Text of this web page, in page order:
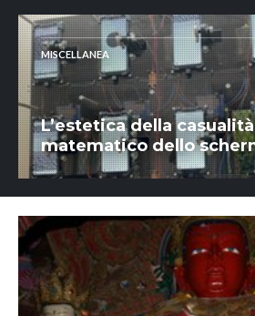
MISCELLANEA
L’estetica della
matematico dello